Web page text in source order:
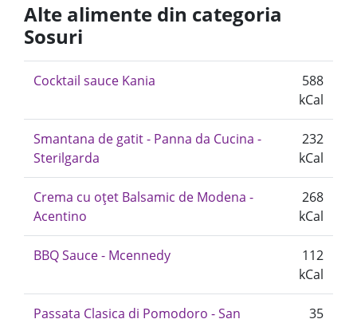
Alte alimente din categoria
Sosuri
Cocktail sauce Kania
588
kCal
Smantana de gatit - Panna da Cucina -
Sterilgarda
232
kCal
Crema cu oțet Balsamic de Modena -
Acentino
268
kCal
BBQ Sauce - Mcennedy
112
kCal
Passata Clasica di Pomodoro - San
35